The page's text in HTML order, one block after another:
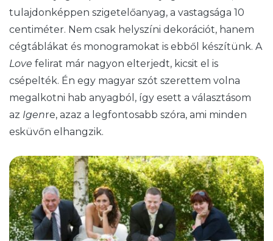
tulajdonképpen szigetelőanyag, a vastagsága 10
centiméter. Nem csak helyszíni dekorációt, hanem
cégtáblákat és monogramokat is ebből készítünk. A
Love felirat már nagyon elterjedt, kicsit el is
csépelték. Én egy magyar szót szerettem volna
megalkotni hab anyagból, így esett a választásom
az Igenre, azaz a legfontosabb szóra, ami minden
esküvőn elhangzik.